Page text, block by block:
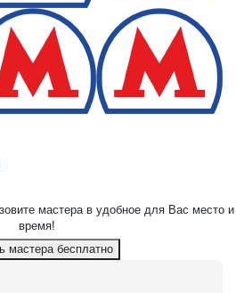
мастера в удобное для Вас место и
время!
мастера бесплатно